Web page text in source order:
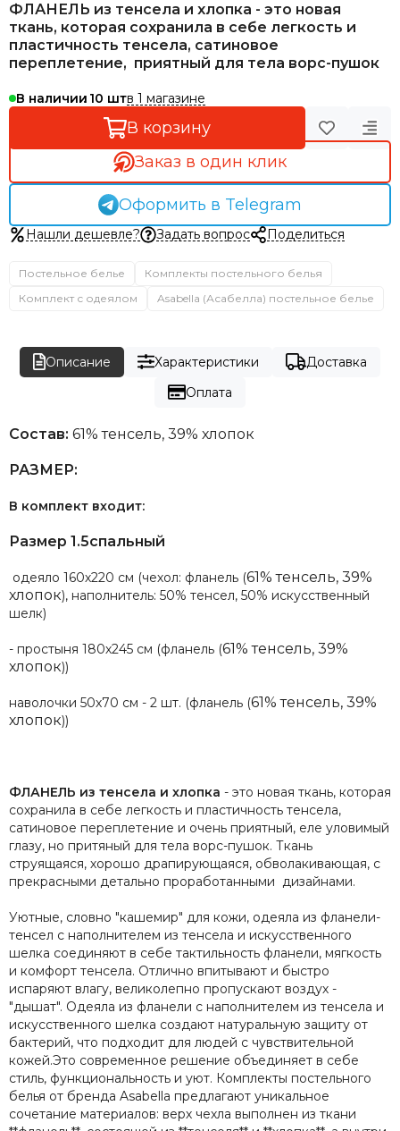
ФЛАНЕЛЬ из тенсела и хлопка - это новая
ткань, которая сохранила в себе легкость и
пластичность тенсела, сатиновое
переплетение, приятный для тела ворс-пушок
В наличии 10 в 1 магазине
В корзину
Заказ в один клик
Оформить в Telegram
Нашли дешевле? Задать вопрос Поделиться
Постельное белье
Комплекты постельного белья
Комплект с одеялом
Asabella (Асабелла) постельное белье
Описание Характеристики
Доставка
Оплата
Состав: 61% тенсель, 39% хлопок
РАЗМЕР:
В комплект входит:
Размер 1.5спальный
одеяло 160х220 см (чехол: фланель (61% тенсель, 39%
хлопок), наполнитель: 50% тенсел, 50% искусственный
шелк)
- простыня 180х245 см (фланель (61% тенсель, 39%
хлопок))
наволочки 50х70 см - 2 шт. (фланель (61% тенсель, 39%
хлопок))
ФЛАНЕЛЬ из тенсела и хлопка - это новая ткань, которая
сохранила в себе легкость и пластичность тенсела,
сатиновое переплетение и очень приятный, еле уловимый
глазу, но притяный для тела ворс-пушок. Ткань
струящаяся, хорошо драпирующаяся, обволакивающая, с
прекрасными детально проработанными дизайнами.
Уютные, словно "кашемир" для кожи, одеяла из фланели-
тенсел с наполнителем из тенсела и искусственного
шелка соединяют в себе тактильность фланели, мягкость
и комфорт тенсела. Отлично впитывают и быстро
испаряют влагу, великолепно пропускают воздух -
"дышат". Одеяла из фланели с наполнителем из тенсела и
искусственного шелка создают натуральную защиту от
бактерий, что подходит для людей с чувствительной
кожей.Это современное решение объединяет в себе
стиль, функциональность и уют. Комплекты постельного
белья от бренда Asabella предлагают уникальное
сочетание материалов: верх чехла выполнен из ткани